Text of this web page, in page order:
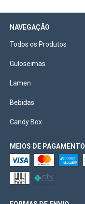
NAVEGAÇÃO
Todos os Produtos
Guloseimas
Lamen
Bebidas
Candy Box
MEIOS DE PAGAMENTO